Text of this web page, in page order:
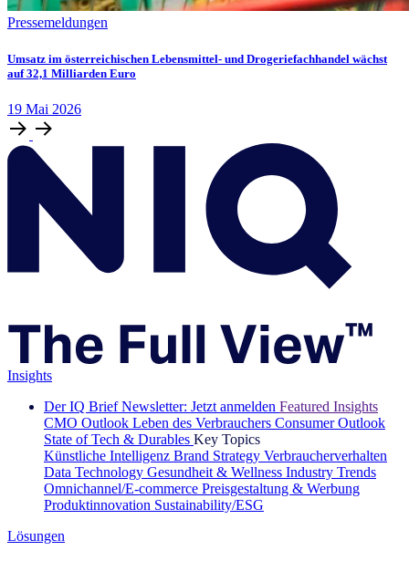
Pressemeldungen
Umsatz im österreichischen Lebensmittel- und Drogeriefachhandel wächst
auf 32,1 Milliarden Euro
19 Mai 2026
Insights
Der IQ Brief Newsletter: Jetzt anmelden Featured Insights
CMO Outlook Leben des Verbrauchers Consumer Outlook
State of Tech & Durables Key Topics
Künstliche Intelligenz Brand Strategy Verbraucherverhalten
Data Technology Gesundheit & Wellness Industry Trends
Omnichannel/E-commerce Preisgestaltung & Werbung
Produktinnovation Sustainability/ESG
Lösungen